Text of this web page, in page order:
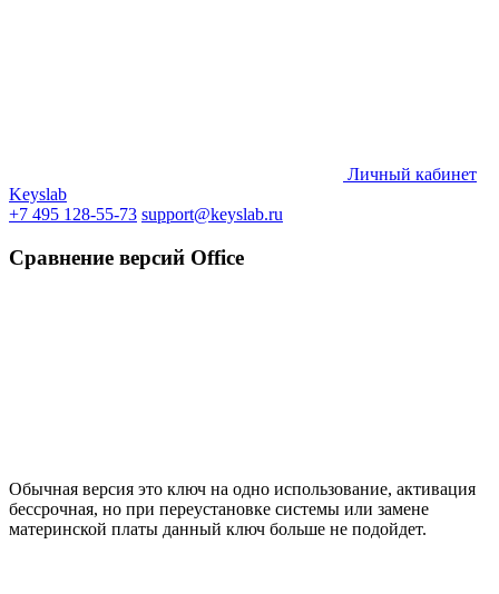
Личный кабинет
Keyslab
+7 495 128-55-73 support@keyslab.ru
Сравнение версий Office
Обычная версия это ключ на одно использование, активация
бессрочная, но при переустановке системы или замене
материнской платы данный ключ больше не подойдет.